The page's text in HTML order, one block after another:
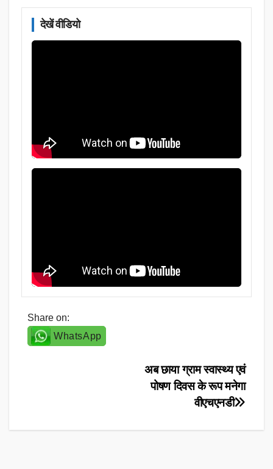
देखें वीडियो
Share on:
WhatsApp
अब छाया ग्राम स्वास्थ्य एवं
पोषण दिवस के रूप मनेगा
वीएचएनडी